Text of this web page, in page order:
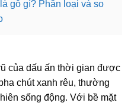
gỗ gì? Phân loại và so
của dấu ấn thời gian được
chút xanh rêu, thường
sống động. Với bề mặt